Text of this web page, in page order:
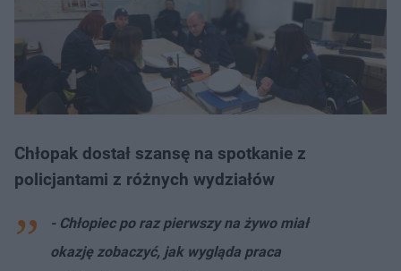
Chłopak dostał szansę na spotkanie z
policjantami z różnych wydziałów
- Chłopiec po raz pierwszy na żywo miał
okazję zobaczyć, jak wygląda praca